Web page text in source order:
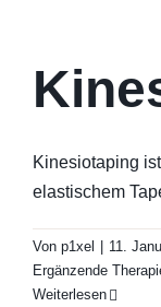
Kinesiotaping
elastischem
Von p1xel 11.
Ergänzende
Weiterlesen